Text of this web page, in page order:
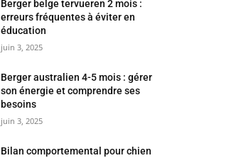
Berger belge tervueren 2 mois :
erreurs fréquentes à éviter en
éducation
juin 3, 2025
Berger australien 4-5 mois : gérer
son énergie et comprendre ses
besoins
juin 3, 2025
Bilan comportemental pour chien